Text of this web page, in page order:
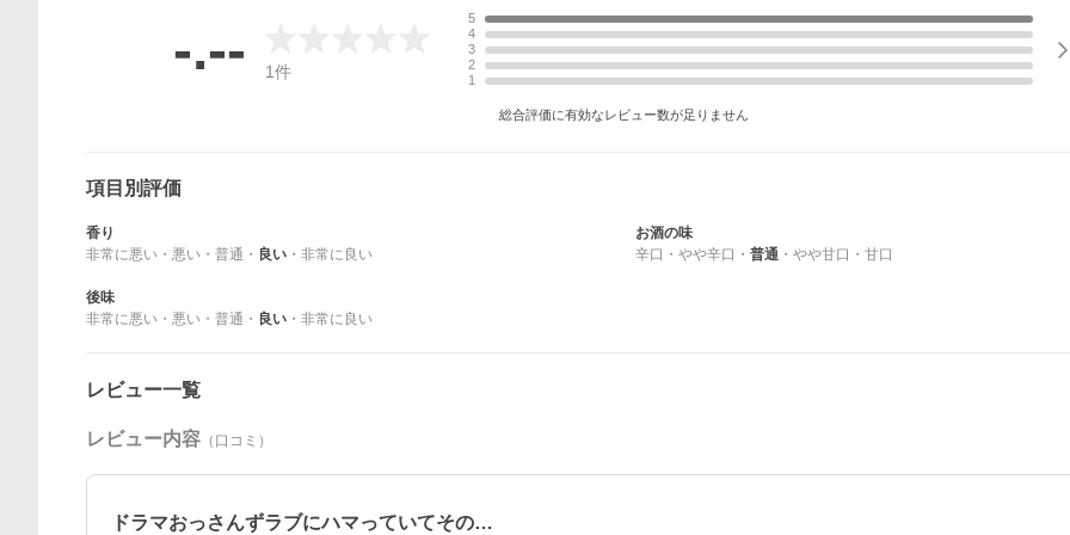
-.-- 1件
5
4
3
2
1
総合評価に有効なレビュー数が足りません
項目別評価
香り
非常に悪い ・ 悪い ・ 普通 ・ 良い ・ 非常に良い
お酒の味
辛口 ・ やや辛口 ・ 普通 ・ やや甘口 ・ 甘口
後味
非常に悪い ・ 悪い ・ 普通 ・ 良い ・ 非常に良い
レビュー一覧
レビュー内容 （口コミ）
ドラマおっさんずラブにハマっていてその…